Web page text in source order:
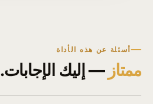
أسئلة عن هذه الأداة
ممتاز — إليك الإجابات.